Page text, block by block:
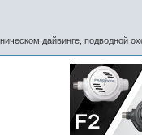
дайвинге, подводной